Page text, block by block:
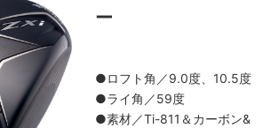
ー
●ロフト角／9.0度、10.5度
●ライ角／59度
●素材／Ti-811＆カーボン&